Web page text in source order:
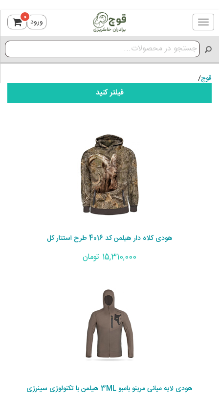
Toggle
navigation
ورود 0
قوچ/
فیلتر کنید
هودی کلاه دار هیلمن کد 4016 طرح استتار کل
15,310,000 تومان
هودی لایه میانی مرینو بامبو 3ML هیلمن با تکنولوژی سینرژی